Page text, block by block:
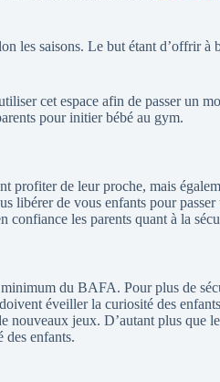
les saisons. Le but étant d’offrir à
cet espace afin de passer un
pour initier bébé au gym.
profiter de leur proche, mais
libérer de vous enfants pour
confiance les parents quant à la
du BAFA. Pour plus de
éveiller la curiosité des
jeux. D’autant plus que
des enfants.